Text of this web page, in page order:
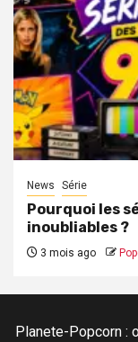
News Série
Pourquoi les
inoubliables ?
3 mois ago
Planete-Popcorn :